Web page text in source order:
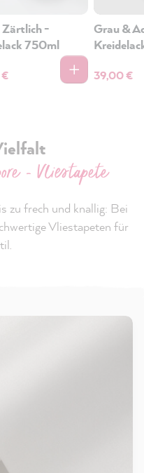
-
750ml
Grau &
39,00 €
- Vliestapete
zu frech und knallig: Bei
Vliestapeten für